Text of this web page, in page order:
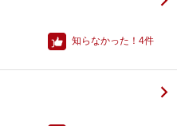
知らなかった！ 4件